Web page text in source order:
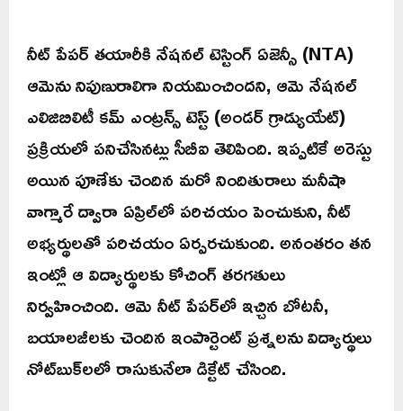
నీట్‌ పేపర్‌ తయారీకి నేషనల్ టెస్టింగ్ ఏజెన్సీ (NTA)
ఆమెను నిపుణురాలిగా నియమించిందని, ఆమె నేషనల్
ఎలిజిబిలిటీ కమ్ ఎంట్రన్స్ టెస్ట్ (అండర్ గ్రాడ్యుయేట్)
ప్రక్రియలో పనిచేసినట్లు సీబీఐ తెలిపింది. ఇప్పటికే అరెస్టు
అయిన పూణేకు చెందిన మరో నిందితురాలు మనీషా
వాగ్మారే ద్వారా ఏప్రిల్‌లో పరిచయం పెంచుకుని, నీట్
అభ్యర్థులతో పరిచయం ఏర్పరచుకుంది. అనంతరం తన
ఇంట్లో ఆ విద్యార్థులకు కోచింగ్ తరగతులు
నిర్వహించింది. ఆమె నీట్ పేపర్‌లో ఇచ్చిన బోటనీ,
బయాలజీలకు చెందిన ఇంపార్టెంట్‌ ప్రశ్నలను విద్యార్థులు
నోట్‌బుక్‌లలో రాసుకునేలా డిక్టేట్‌ చేసింది.